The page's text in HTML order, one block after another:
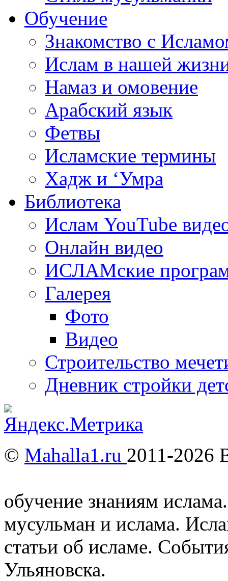
Обучение
Знакомство с
Ислам в нашей
Намаз и омовение
Арабский язык
Фетвы
Исламские термины
Хадж и ‘Умра
Библиотека
Ислам YouTube
Онлайн видео
ИСЛАМские
Галерея
Фото
Видео
Строительство
Дневник стройки
© Mahalla1.ru 2011-2026
обучение знаниям
мусульман и ислама.
статьи об исламе.
Ульяновска.